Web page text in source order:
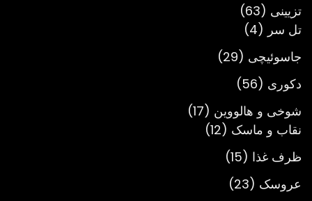
تزیینی 63
63
محصول
تل سر 4
4
محصول
جاسوئیچی 29
29
دکوری 56
56
محصول
شوخی و هالووین 17
17
نقاب و ماسک 12
12
ظرف غذا 15
15
محصول
عروسک 23
23